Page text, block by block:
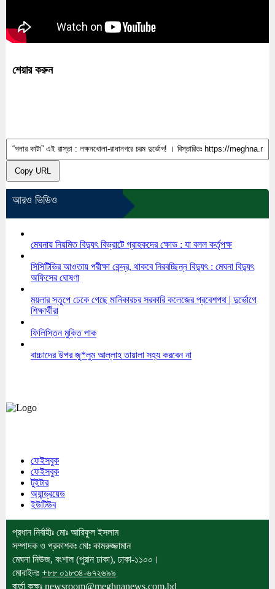
শেয়ার করুন
Copy URL
আরও ভিডিও
মেঘনায় নিয়মিত বিদ্যুৎ বিভ্রাটে গ্রাহকদের ক্ষোভ : যা বলল কর্তৃপক্ষ
সিসিটিভির আওতায় পরীক্ষা কেন্দ্র, থাকবে নিরবচ্ছিন্ন বিদ্যুৎ : মেঘনা বিদ্যুৎ
অফিসের ঘোষণা
ময়লার স্তূপে ঢেকে গেছে মানিকারচর সরকারি কলেজের প্রবেশপথ | দুর্ভোগে
শিক্ষার্থীরা
ফিলিস্তিন মুক্তি পাক
বাচ্চাদের উপর জু*লুম আল্লাহ তায়ালা সহ্য করবেন না
ফেইসবুক
ফেইসবুক
টুইটার
অ্যান্ড্রয়েড
ইউটিউব
প্রধান নির্বাহীঃ মোঃ আরিফুল ইসলাম
সম্পাদক ও প্রকাশকঃ মোঃ কামরুজ্জামান
মেঘনা নিউজ, বংশাল (পুরান ঢাকা), ঢাকা-১১০০।
মোবাইলঃ +৮৮ ০১৮৩৪-৬৭২৬৯৯
বার্তা কক্ষঃ newsroom@meghnanews.com.bd